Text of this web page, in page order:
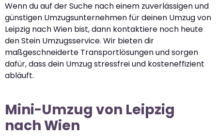
Wenn du auf der Suche nach einem zuverlässigen und
günstigen Umzugsunternehmen für deinen Umzug von
Leipzig nach Wien bist, dann kontaktiere noch heute
den Stein Umzugsservice. Wir bieten dir
maßgeschneiderte Transportlösungen und sorgen
dafür, dass dein Umzug stressfrei und kosteneffizient
abläuft.
Mini-Umzug von Leipzig
nach Wien